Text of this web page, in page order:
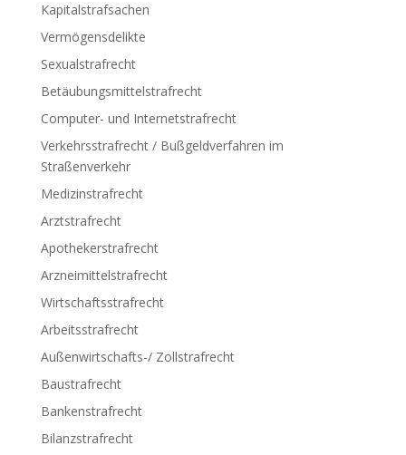
Kapitalstrafsachen
Vermögensdelikte
Sexualstrafrecht
Betäubungsmittelstrafrecht
Computer- und Internetstrafrecht
Verkehrsstrafrecht / Bußgeldverfahren im
Straßenverkehr
Medizinstrafrecht
Arztstrafrecht
Apothekerstrafrecht
Arzneimittelstrafrecht
Wirtschaftsstrafrecht
Arbeitsstrafrecht
Außenwirtschafts-/ Zollstrafrecht
Baustrafrecht
Bankenstrafrecht
Bilanzstrafrecht